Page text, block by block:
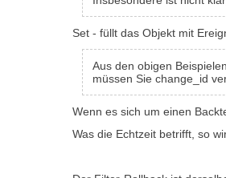
Set - füllt das Objekt mit
Aus den obigen
müssen Sie change_id
Wenn es sich um einen
Was die Echtzeit betrifft, so